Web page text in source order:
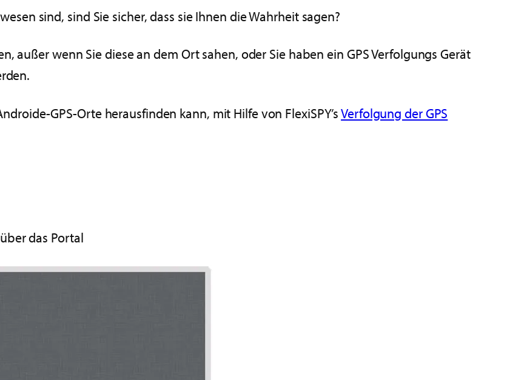
sind, sind Sie sicher, dass sie Ihnen die Wahrheit sagen?
außer wenn Sie diese an dem Ort sahen, oder Sie haben ein GPS Verfolgungs Gerät
GPS-Orte herausfinden kann, mit Hilfe von FlexiSPY’sVerfolgung der GPS
das Portal